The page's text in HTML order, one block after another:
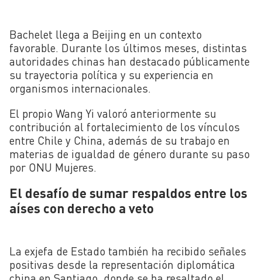
Bachelet llega a Beijing en un contexto
favorable. Durante los últimos meses, distintas
autoridades chinas han destacado públicamente
su trayectoria política y su experiencia en
organismos internacionales.
El propio Wang Yi valoró anteriormente su
contribución al fortalecimiento de los vínculos
entre Chile y China, además de su trabajo en
materias de igualdad de género durante su paso
por ONU Mujeres.
El desafío de sumar respaldos entre los
aíses con derecho a veto
La exjefa de Estado también ha recibido señales
positivas desde la representación diplomática